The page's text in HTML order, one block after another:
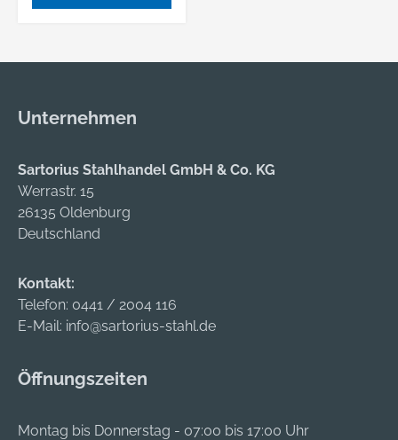
Unternehmen
Sartorius Stahlhandel GmbH & Co. KG
Werrastr. 15
26135 Oldenburg
Deutschland
Kontakt:
Telefon: 0441 / 2004 116
E-Mail: info@sartorius-stahl.de
Öffnungszeiten
Montag bis Donnerstag - 07:00 bis 17:00 Uhr